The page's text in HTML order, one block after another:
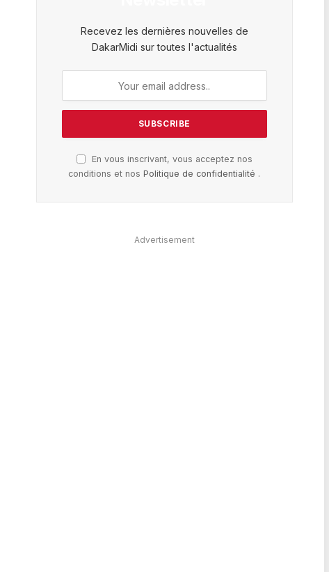
Recevez les dernières nouvelles de
DakarMidi sur toutes l'actualités
En vous inscrivant, vous acceptez nos
conditions et nosPolitique de confidentialité .
Advertisement